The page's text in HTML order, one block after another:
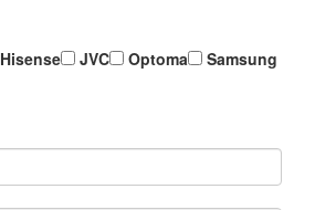
Hisense JVC Optoma
Samsung